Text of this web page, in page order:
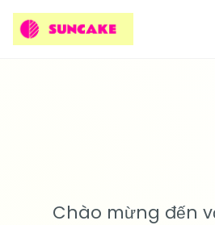
Chào mừng đến